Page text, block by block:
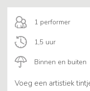
1 performer
Binnen en buiten
1,5 uur
Voeg een artistiek